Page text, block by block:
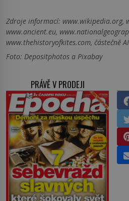
Zdroje informací: www.wikipedia.org,
www.ancient.eu,
www.thehistoryofkites.com, částečně AI
Foto: Depositphotos a Pixabay
PRÁVĚ V PRODEJI